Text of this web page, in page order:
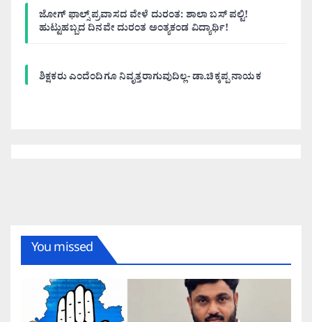
ಜೋಗ್ ಫಾಲ್ಸ್ ಪ್ರವಾಸದ ವೇಳೆ ದುರಂತ: ಶಾಲಾ ಬಸ್ ಪಲ್ಟಿ!
ಹುಟ್ಟುಹಬ್ಬದ ದಿನವೇ ದುರಂತ ಅಂತ್ಯಕಂಡ ವಿದ್ಯಾರ್ಥಿ!
ಶಿಕ್ಷಕರು ಎಂದೆಂದಿಗೂ ನಿವೃತ್ತರಾಗುವುದಿಲ್ಲ- ಡಾ.ಚಿಕ್ಕಪ್ಪ ನಾಯಕ
You missed